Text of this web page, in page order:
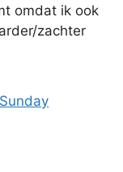
omdat ik ook
zachter
Sunday